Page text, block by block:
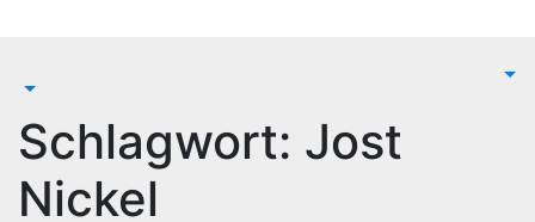
Schlagwort: Jost
Nickel